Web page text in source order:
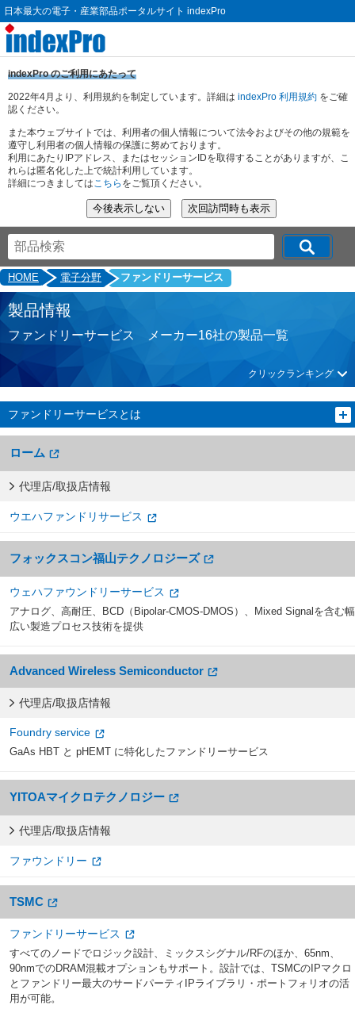
日本最大の電子・産業部品ポータルサイト indexPro
indexPro のご利用にあたって
2022年4月より、利用規約を制定しています。詳細は indexPro 利用規約 をご確
認ください。
また本ウェブサイトでは、利用者の個人情報について法令およびその他の規範を
遵守し利用者の個人情報の保護に努めております。
利用にあたりIPアドレス、またはセッションIDを取得することがありますが、こ
れらは匿名化した上で統計利用しています。
詳細につきましてはこちら をご覧頂ください。
HOME 電子分野 ファンドリーサービス
製品情報
ファンドリーサービス メーカー16社の製品一覧
クリックランキング
ファンドリーサービスとは
ローム
代理店/取扱店情報
ウエハファンドリサービス
フォックスコン福山テクノロジーズ
ウェハファウンドリーサービス
アナログ、高耐圧、BCD（Bipolar-CMOS-DMOS）、Mixed Signalを含む幅
広い製造プロセス技術を提供
Advanced Wireless Semiconductor
代理店/取扱店情報
Foundry service
GaAs HBT と pHEMT に特化したファンドリーサービス
YITOAマイクロテクノロジー
代理店/取扱店情報
ファウンドリー
TSMC
ファンドリーサービス
すべてのノードでロジック設計、ミックスシグナル/RFのほか、65nm、
90nmでのDRAM混載オプションもサポート。設計では、TSMCのIPマクロ
とファンドリー最大のサードパーティIPライブラリ・ポートフォリオの活
用が可能。